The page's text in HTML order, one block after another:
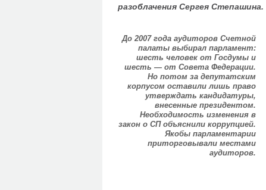
разоблачения Сергея Степашина.
До 2007 года аудиторов Счетной
палаты выбирал парламент:
шесть человек от Госдумы и
шесть — от Совета Федерации.
Но потом за депутатским
корпусом оставили лишь право
утверждать кандидатуры,
внесенные президентом.
Необходимость изменения в
закон о СП объяснили коррупцией.
Якобы парламентарии
приторговывали местами
аудиторов.